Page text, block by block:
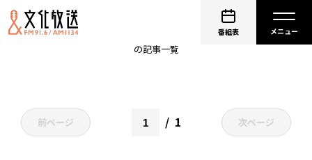
番組表
の記事一覧
前ページ 1 次ページ